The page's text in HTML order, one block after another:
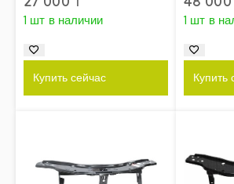
1 шт в наличии
Купить сейчас
1 шт в
Купить